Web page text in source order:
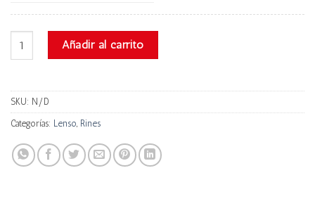
Lenso Ls11 cantidadAñadir al carrito
SKU: N/D
Categorías: Lenso, Rines